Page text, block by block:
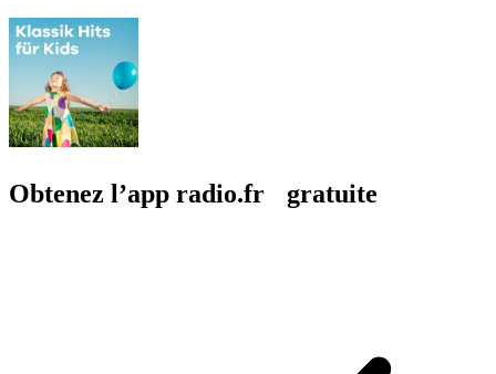
Obtenez l’app radio.fr gratuite